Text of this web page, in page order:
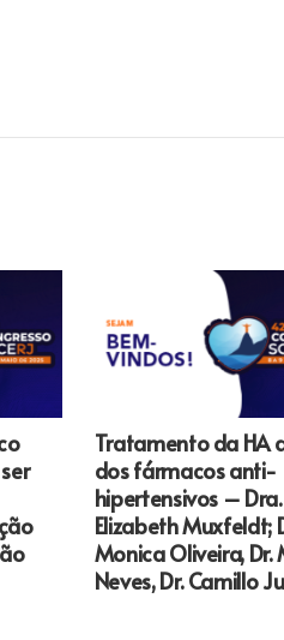
Tratamento da HA
dos fármacos anti-
hipertensivos – Dra.
Elizabeth Muxfeldt;
Monica Oliveira, Dr.
Neves, Dr. Camillo